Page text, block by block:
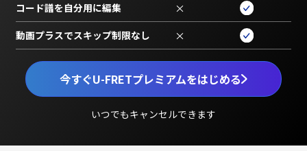
今すぐU-FRETプレミアムをはじめる
いつでもキャンセルできます
コード譜を自分用に編集 ×
動画プラスでスキップ制限なし ×